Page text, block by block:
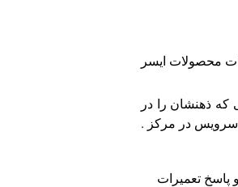
محصولات ایسر
که ذهنشان را در
در مرکز .
تعمیرات